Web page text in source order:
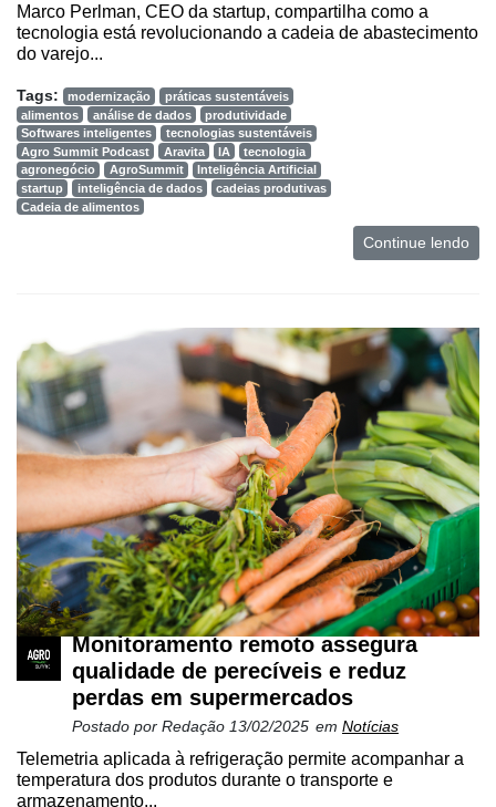
Marco Perlman, CEO da startup, compartilha como a
tecnologia está revolucionando a cadeia de abastecimento
do varejo...
Tags: modernização
práticas sustentáveis
alimentos
análise de dados
produtividade
Softwares inteligentes
tecnologias sustentáveis
Agro Summit Podcast
Aravita IA
tecnologia
agronegócio
AgroSummit
Inteligência Artificial
startup
inteligência de dados
cadeias produtivas
Cadeia de alimentos
Continue lendo
Monitoramento remoto assegura
qualidade de perecíveis e reduz
perdas em supermercados
Postado por Redação 13/02/2025 em Notícias
Telemetria aplicada à refrigeração permite acompanhar a
temperatura dos produtos durante o transporte e
armazenamento...